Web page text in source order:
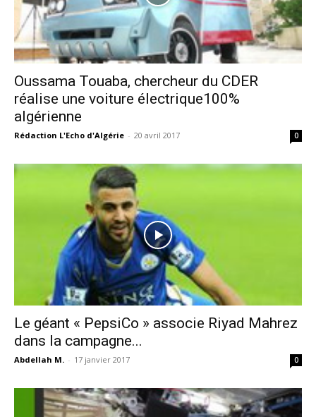
Oussama Touaba, chercheur du CDER
réalise une voiture électrique100%
algérienne
Rédaction L'Echo d'Algérie - 20 avril 2017 0
Le géant « PepsiCo » associe Riyad Mahrez
dans la campagne...
Abdellah M. - 17 janvier 2017 0